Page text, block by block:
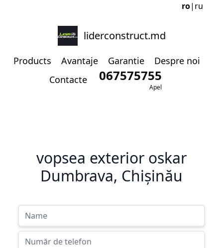
ro| ru
liderconstruct.md
Products Avantaje Garantie
Despre noi
Contacte
067575755
Apel
vopsea exterior oskar
Dumbrava, Chișinău